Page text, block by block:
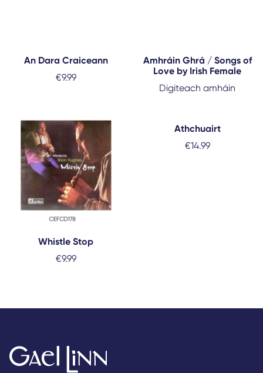
An Dara Craiceann
€9.99
Amhráin Ghrá / Songs of
Love by Irish Female
Digiteach amháin
Whistle Stop
€9.99
Athchuairt
€14.99